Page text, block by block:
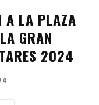
A LA PLAZA
GRAN
2024